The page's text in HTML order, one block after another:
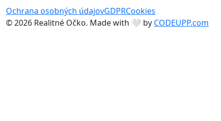
Ochrana osobných údajovGDPRCookies
© 2026 Realitné Očko. Made with 🤍 by CODEUPP.com